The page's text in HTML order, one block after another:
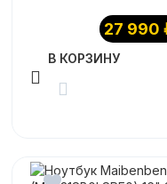
27 990
В КОРЗИНУ